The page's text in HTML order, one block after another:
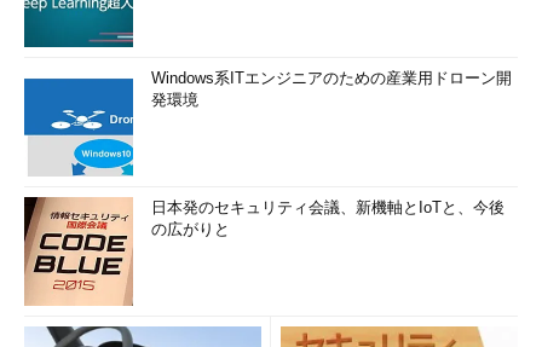
Windows系ITエンジニアのための産業用ドローン開
発環境
日本発のセキュリティ会議、新機軸とIoTと、今後
の広がりと